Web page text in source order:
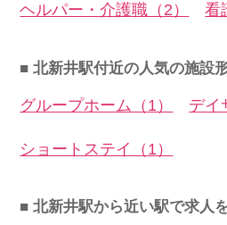
ヘルパー・介護職（2） 看
■ 北新井駅付近の人気の施設
グループホーム（1） デイ
ショートステイ（1）
■ 北新井駅から近い駅で求人